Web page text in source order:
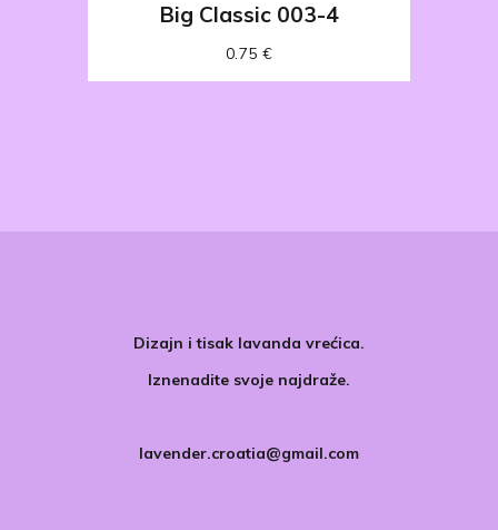
Big Classic 003-4
0.75 €
Dizajn i tisak lavanda vrećica.
Iznenadite svoje najdraže.
lavender.croatia@gmail.com